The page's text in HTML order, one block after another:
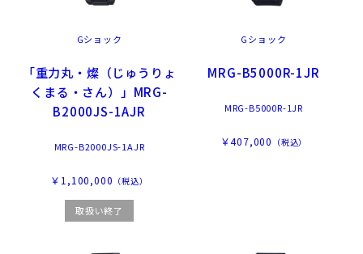
Gショック
「重力丸・燦（じゅうりょ
くまる・さん）」MRG-
B2000JS-1AJR
MRG-B2000JS-1AJR
￥1,100,000 （税込）
取扱い終了
Gショック
MRG-B5000R-1JR
MRG-B5000R-1JR
￥407,000 （税込）